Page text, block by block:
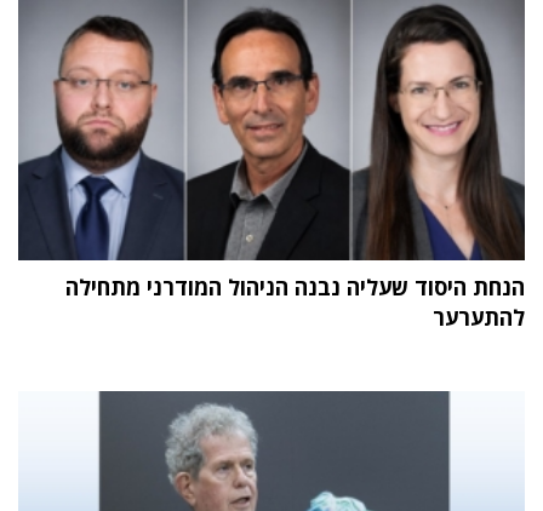
הנחת היסוד שעליה נבנה הניהול המודרני מתחילה
להתערער